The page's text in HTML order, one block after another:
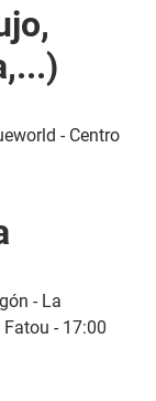
- Centro
- La
- 17:00